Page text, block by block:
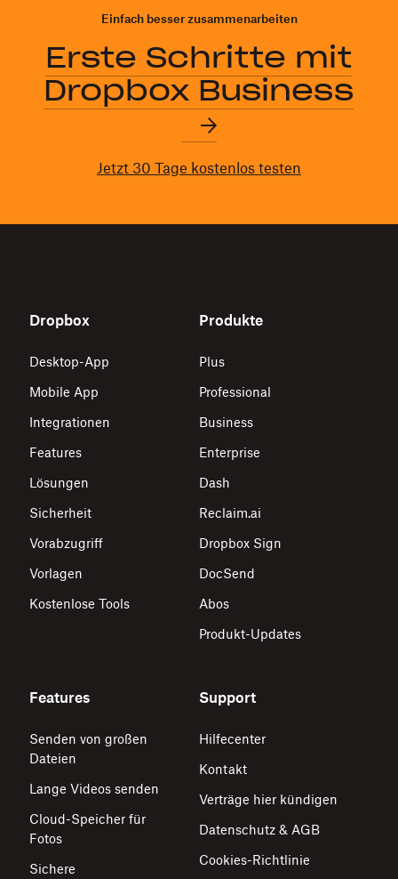
Einfach besser zusammenarbeiten
Erste Schritte mit
Dropbox Business
Jetzt 30 Tage kostenlos testen
Dropbox
Desktop-App
Mobile App
Integrationen
Features
Lösungen
Sicherheit
Vorabzugriff
Vorlagen
Kostenlose Tools
Produkte
Plus
Professional
Business
Enterprise
Dash
Reclaim.ai
Dropbox Sign
DocSend
Abos
Produkt-Updates
Features
Senden von großen
Dateien
Lange Videos senden
Cloud-Speicher für
Fotos
Sichere
Support
Hilfecenter
Kontakt
Verträge hier kündigen
Datenschutz & AGB
Cookies-Richtlinie